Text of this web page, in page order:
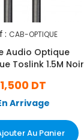
: CAB-OPTIQUE
Audio Optique
Toslink 1.5M Noir
1,500 DT
Arrivage
Au Panier